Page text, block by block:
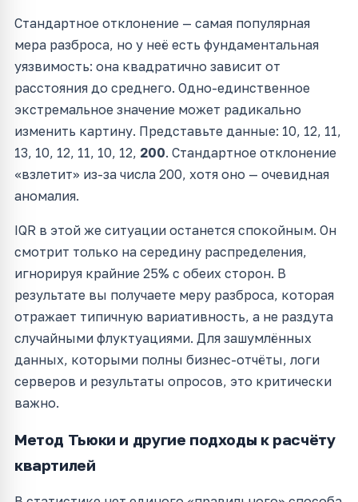
Стандартное отклонение — самая популярная
мера разброса, но у неё есть фундаментальная
уязвимость: она квадратично зависит от
расстояния до среднего. Одно-единственное
экстремальное значение может радикально
изменить картину. Представьте данные: 10, 12, 11,
13, 10, 12, 11, 10, 12, 200. Стандартное отклонение
«взлетит» из-за числа 200, хотя оно — очевидная
аномалия.
IQR в этой же ситуации останется спокойным. Он
смотрит только на середину распределения,
игнорируя крайние 25% с обеих сторон. В
результате вы получаете меру разброса, которая
отражает типичную вариативность, а не раздута
случайными флуктуациями. Для зашумлённых
данных, которыми полны бизнес-отчёты, логи
серверов и результаты опросов, это критически
важно.
Метод Тьюки и другие подходы к расчёту
квартилей